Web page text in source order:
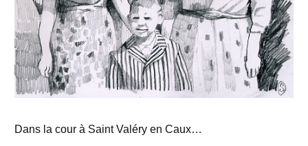
Dans la cour à Saint Valéry en Caux…